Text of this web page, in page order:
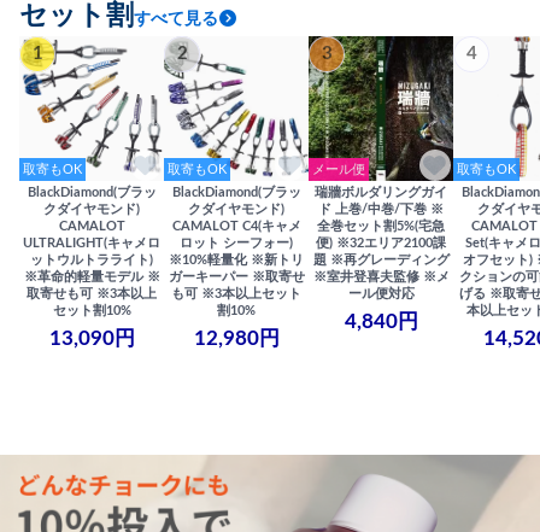
セット割 すべて見る
1
取寄もOK
BlackDiamond(ブラッ
クダイヤモンド)
CAMALOT
ULTRALIGHT(キャメロ
ットウルトラライト)
※革命的軽量モデル ※
取寄せも可 ※3本以上
セット割10%
13,090円
2
取寄もOK
BlackDiamond(ブラッ
クダイヤモンド)
CAMALOT C4(キャメ
ロット シーフォー)
※10%軽量化 ※新トリ
ガーキーパー ※取寄せ
も可 ※3本以上セット
割10%
12,980円
3
メール便
瑞牆ボルダリングガイ
ド 上巻/中巻/下巻 ※
全巻セット割5%(宅急
便) ※32エリア2100課
題 ※再グレーディング
※室井登喜夫監修 ※メ
ール便対応
4,840円
4
取寄もOK
クダイヤ
Set(キャメ
オフセット)
クションの
げる ※取寄
本以上セッ